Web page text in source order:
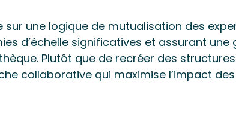
une logique de mutualisation des
d’échelle significatives et assurant
Plutôt que de recréer des
collaborative qui maximise l’impact